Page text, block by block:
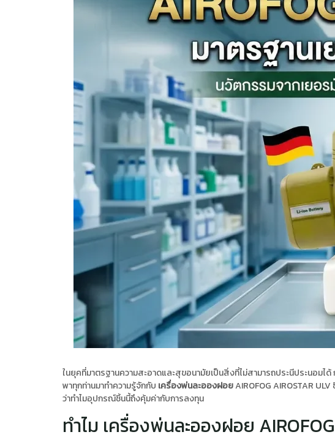
ในยุคที่มาตรฐานความสะอาดและสุขอนามัยเป็นสิ่งที่ไม่สามารถประนีประนอม
พาทุกท่านมาทำความรู้จักกับ เครื่องพ่นละอองฝอยAIROFOG AIROSTAR
ว่าทำไมอุปกรณ์ชิ้นนี้ถึงคุ้มค่ากับการลงทุน
ทำไม เครื่องพ่นละอองฝอย